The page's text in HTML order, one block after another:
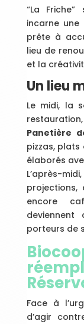
“La
incarne
prête à
lieu de
et la
Un lieu
Le midi, la
Panetière
pizzas,
élaborés
L’après-
encore
deviennent
porteurs de
Face à
d’agir